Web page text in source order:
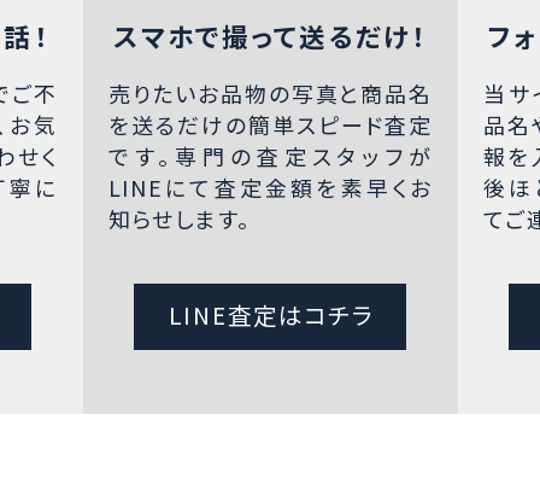
！
ご不
お気
せく
寧に
スマホで撮って送るだけ！
売りたいお品物の写真と商品名
を送るだけの簡単スピード査定
です。専門の査定スタッフが
LINEにて査定金額を素早くお
知らせします。
LINE査定はコチラ
フ
当サ
品名
報を
後ほ
てご